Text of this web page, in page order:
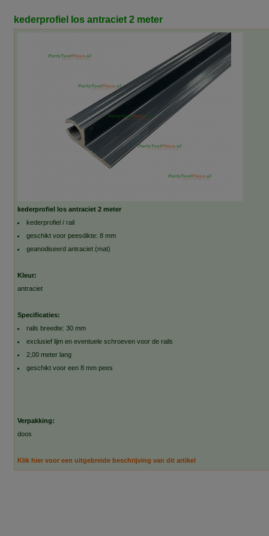
kederprofiel los antraciet 2 meter
kederprofiel los antraciet 2 meter
kederprofiel / rail
geschikt voor peesdikte: 8 mm
geanodiseerd antraciet (mat)
Kleur:
antraciet
Specificaties:
rails breedte: 30 mm
exclusief lijm en eventuele schroeven voor de rails
2,00 meter lang
geschikt voor een 8 mm pees
Verpakking:
doos
Klik hier voor een uitgebreide beschrijving van dit artikel